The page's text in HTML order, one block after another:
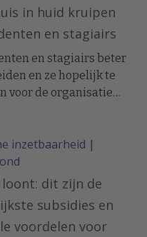
in huid kruipen
en stagiairs
en stagiairs beter
en ze hopelijk te
voor de organisatie
. L&D-
Vos: “Je merkt
het spel de generatie
het eerst de werkvloer
andere ogen gaat
inzetbaarheid |
loont: dit zijn de
subsidies en
voordelen voor